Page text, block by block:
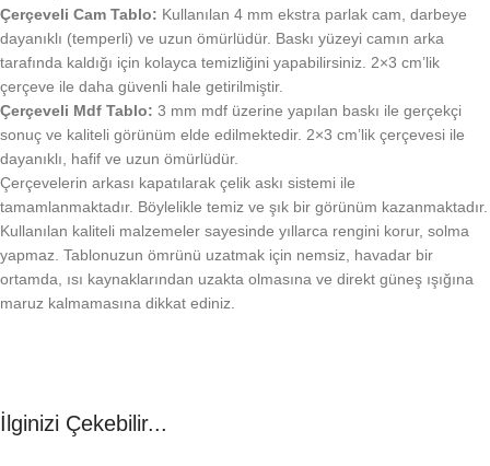
Çerçeveli Cam Tablo: Kullanılan 4 mm ekstra parlak cam, darbeye
dayanıklı (temperli) ve uzun ömürlüdür. Baskı yüzeyi camın arka
tarafında kaldığı için kolayca temizliğini yapabilirsiniz. 2×3 cm’lik
çerçeve ile daha güvenli hale getirilmiştir.
Çerçeveli Mdf Tablo: 3 mm mdf üzerine yapılan baskı ile gerçekçi
sonuç ve kaliteli görünüm elde edilmektedir. 2×3 cm’lik çerçevesi ile
dayanıklı, hafif ve uzun ömürlüdür.
Çerçevelerin arkası kapatılarak çelik askı sistemi ile
tamamlanmaktadır. Böylelikle temiz ve şık bir görünüm kazanmaktadır.
Kullanılan kaliteli malzemeler sayesinde yıllarca rengini korur, solma
yapmaz. Tablonuzun ömrünü uzatmak için nemsiz, havadar bir
ortamda, ısı kaynaklarından uzakta olmasına ve direkt güneş ışığına
maruz kalmamasına dikkat ediniz.
İlginizi Çekebilir...